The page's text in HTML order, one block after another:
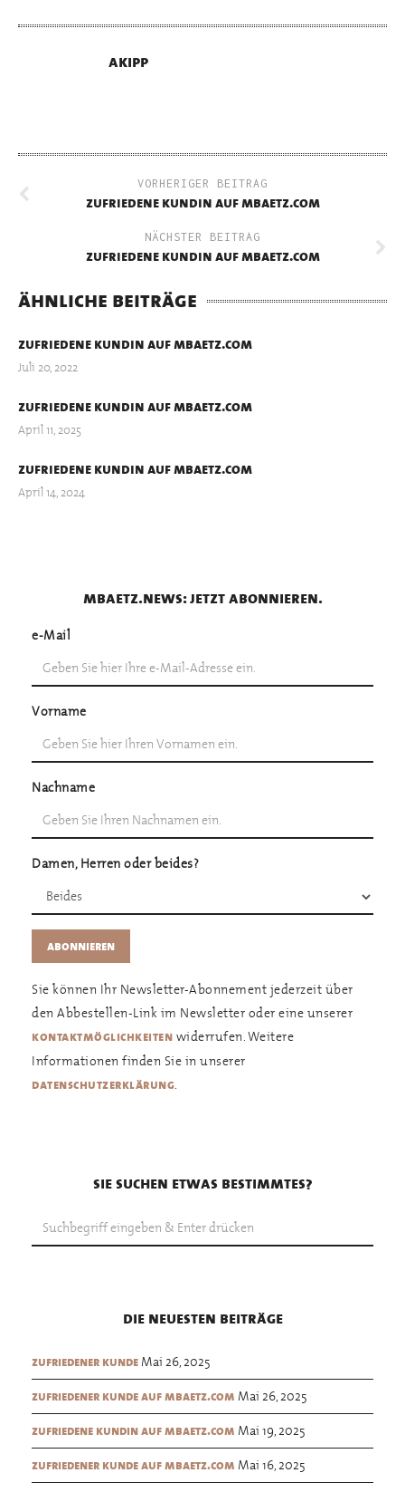
akipp
VORHERIGER BEITRAG
zufriedene kundin auf mbaetz.com
NÄCHSTER BEITRAG
zufriedene kundin auf mbaetz.com
ähnliche beiträge
zufriedene kundin auf mbaetz.com
Juli 20, 2022
zufriedene kundin auf mbaetz.com
April 11, 2025
zufriedene kundin auf mbaetz.com
April 14, 2024
mbaetz.news: jetzt abonnieren.
e-Mail
Vorname
Nachname
Damen, Herren oder beides?
Sie können Ihr Newsletter-Abonnement jederzeit über
den Abbestellen-Link im Newsletter oder eine unserer
kontaktmöglichkeiten widerrufen. Weitere
Informationen finden Sie in unserer
datenschutzerklärung.
sie suchen etwas bestimmtes?
die neuesten beiträge
zufriedener kunde Mai 26, 2025
zufriedener kunde auf mbaetz.com Mai 26, 2025
zufriedene kundin auf mbaetz.com Mai 19, 2025
zufriedener kunde auf mbaetz.com Mai 16, 2025